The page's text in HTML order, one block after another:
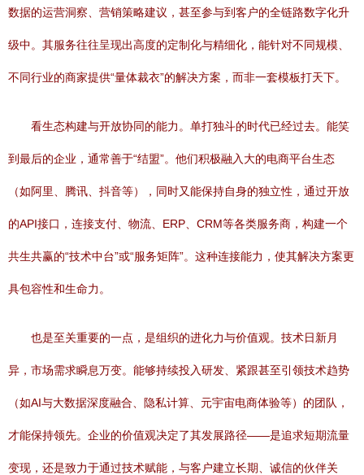
数据的运营洞察、营销策略建议，甚至参与到客户的全链路数字化升
级中。其服务往往呈现出高度的定制化与精细化，能针对不同规模、
不同行业的商家提供“量体裁衣”的解决方案，而非一套模板打天下。
看生态构建与开放协同的能力。单打独斗的时代已经过去。能笑
到最后的企业，通常善于“结盟”。他们积极融入大的电商平台生态
（如阿里、腾讯、抖音等），同时又能保持自身的独立性，通过开放
的API接口，连接支付、物流、ERP、CRM等各类服务商，构建一个
共生共赢的“技术中台”或“服务矩阵”。这种连接能力，使其解决方案更
具包容性和生命力。
也是至关重要的一点，是组织的进化力与价值观。技术日新月
异，市场需求瞬息万变。能够持续投入研发、紧跟甚至引领技术趋势
（如AI与大数据深度融合、隐私计算、元宇宙电商体验等）的团队，
才能保持领先。企业的价值观决定了其发展路径——是追求短期流量
变现，还是致力于通过技术赋能，与客户建立长期、诚信的伙伴关